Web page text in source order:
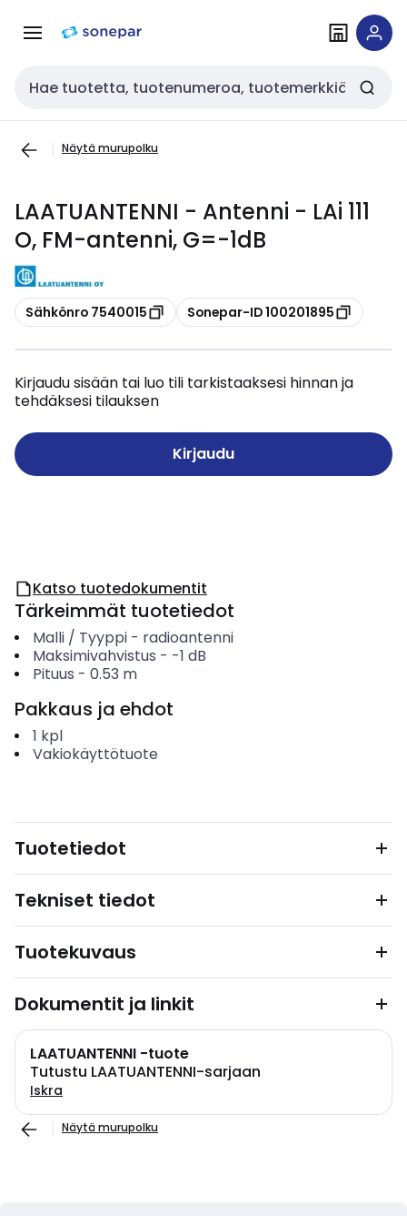
navigointiinsisältöön
Haku
Näytä murupolku
LAATUANTENNI - Antenni - LAi 111
O, FM-antenni, G=-1dB
Kopioi
Sähkönro 7540015 Kopioi
Sonepar-ID 100201895
Kirjaudu sisään tai luo tili tarkistaaksesi hinnan ja
tehdäksesi tilauksen
Kirjaudu
Katso tuotedokumentit
Tärkeimmät tuotetiedot
Malli / Tyyppi- radioantenni
Maksimivahvistus - -1 dB
Pituus - 0.53 m
Pakkaus ja ehdot
1 kpl
Vakiokäyttötuote
Tuotetiedot
Tekniset tiedot
Tuotekuvaus
Dokumentit ja linkit
LAATUANTENNI -tuote
Tutustu LAATUANTENNI-sarjaan
Iskra
Näytä murupolku